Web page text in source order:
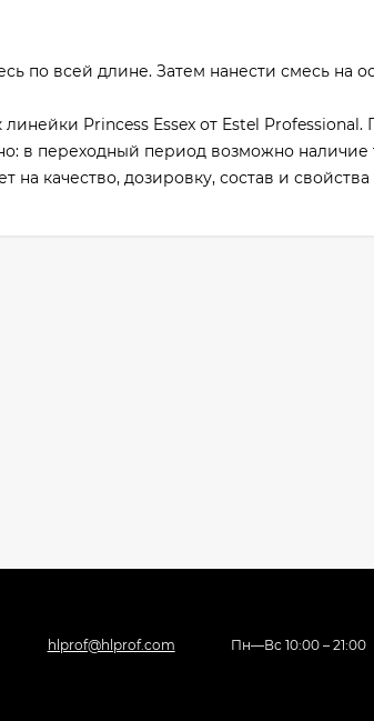
по всей длине. Затем нанести смесь на
Princess Essex от Estel
в переходный период возможно наличие
качество, дозировку, состав и свойства
hlprof@hlprof.com Пн—Вс 10:00 – 21:00